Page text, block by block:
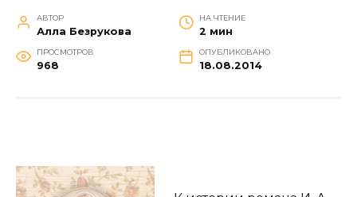
АВТОР
Алла Безрукова
НА ЧТЕНИЕ
2 мин
ПРОСМОТРОВ
968
ОПУБЛИКОВАНО
18.08.2014